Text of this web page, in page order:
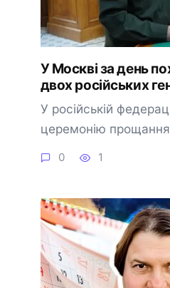
У Москві за день
двох російських
У російській
церемонію
0 1